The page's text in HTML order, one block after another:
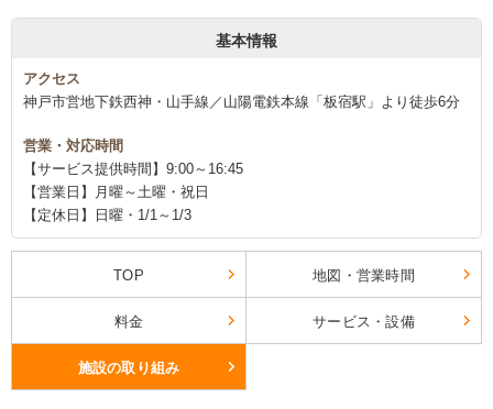
基本情報
アクセス
神戸市営地下鉄西神・山手線／山陽電鉄本線「板宿駅」より徒歩6分
営業・対応時間
【サービス提供時間】9:00～16:45
【営業日】月曜～土曜・祝日
【定休日】日曜・1/1～1/3
TOP 地図・営業時間
料金 サービス・設備
施設の取り組み